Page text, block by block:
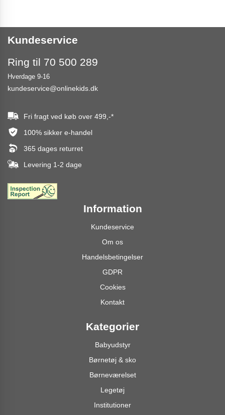
Kundeservice
Ring til 70 500 289
Hverdage 9-16
kundeservice@onlinekids.dk
Fri fragt ved køb over 499,-*
100% sikker e-handel
365 dages returret
Levering 1-2 dage
Information
Kundeservice
Om os
Handelsbetingelser
GDPR
Cookies
Kontakt
Kategorier
Babyudstyr
Børnetøj & sko
Børneværelset
Legetøj
Institutioner